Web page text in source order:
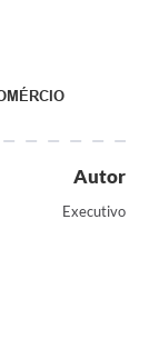
Autor
Executivo